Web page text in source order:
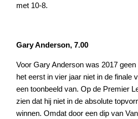
met 10-8.
Gary Anderson, 7.00
Voor Gary Anderson was 2017
het eerst in vier jaar niet in de finale
een toonbeeld van. Op de Premier
zien dat hij niet in de absolute
winnen. Omdat door een dip van